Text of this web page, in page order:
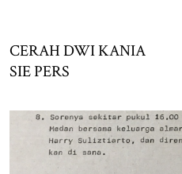
CERAH DWI KANIA
SIE PERS